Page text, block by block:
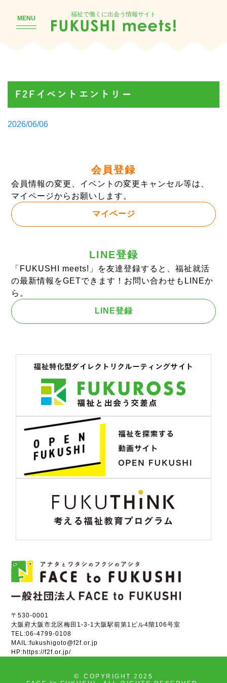
MENU
福祉で働くに出会う情報サイト
F2Fイベントエントリー
Posted
2026/06/06
会員登録
会員情報の変更、イベントの変更キャンセル等は、
マイページからお願いします。
マイページ
LINE登録
「FUKUSHI meets!」を友達登録すると、福祉就活
の最新情報をGETできます！お問い合わせもLINEか
ら。
LINE登録
〒530-0001
大阪府大阪市北区梅田1-3-1大阪駅前第1ビル4階106号室
TEL:06-4799-0108
MAIL:fukushigoto@f2f.or.jp
HP:https://f2f.or.jp/
©
COPYRIGHT 2025